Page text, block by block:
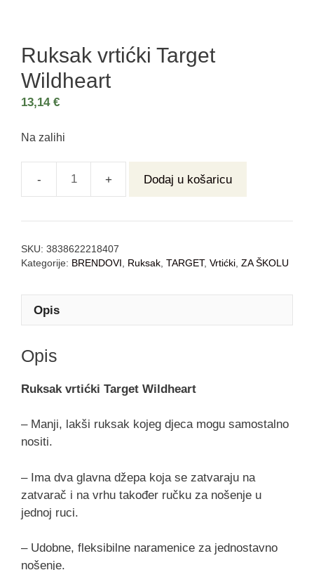
Ruksak vrtićki Target
Wildheart
13,14 €
Na zalihi
Dodaj u košaricu
SKU: 3838622218407
Kategorije: BRENDOVI , Ruksak, TARGET, Vrtićki, ZA ŠKOLU
Opis
Opis
Ruksak vrtićki Target Wildheart
– Manji, lakši ruksak kojeg djeca mogu samostalno
nositi.
– Ima dva glavna džepa koja se zatvaraju na
zatvarač i na vrhu također ručku za nošenje u
jednoj ruci.
– Udobne, fleksibilne naramenice za jednostavno
nošenje.